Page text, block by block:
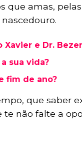
que amas,
e Dr.
sua vida?
fim de ano?
que saber
não falte a